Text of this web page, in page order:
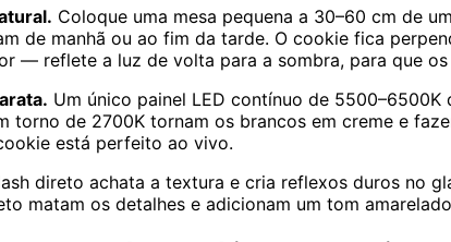
Coloque uma mesa pequena a 30–60 cm de
de manhã ou ao fim da tarde. O cookie fica
— reflete a luz de volta para a sombra, para que
Um único painel LED contínuo de
torno de 2700K tornam os brancos em creme e
está perfeito ao vivo.
direto achata a textura e cria reflexos duros no
matam os detalhes e adicionam um tom